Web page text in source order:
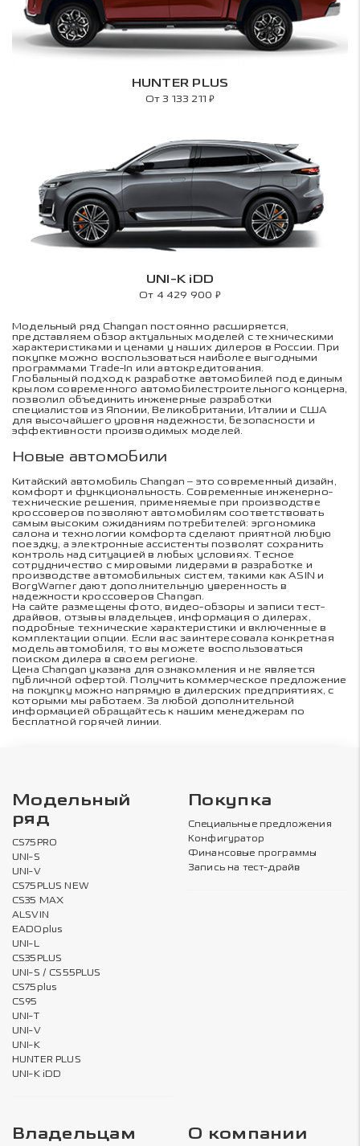
HUNTER PLUS
От 3 133 211₽
UNI-K iDD
От 4 429 900 ₽
Модельный ряд Changan постоянно расширяется,
представляем обзор актуальных моделей с техническими
характеристиками и ценами у наших дилеров в России. При
покупке можно воспользоваться наиболее выгодными
программами Trade-In или автокредитования.
Глобальный подход к разработке автомобилей под единым
крылом современного автомобилестроительного концерна,
позволил объединить инженерные разработки
специалистов из Японии, Великобритании, Италии и США
для высочайшего уровня надежности, безопасности и
эффективности производимых моделей.
Новые автомобили
Китайский автомобиль Changan – это современный дизайн,
комфорт и функциональность. Современные инженерно-
технические решения, применяемые при производстве
кроссоверов позволяют автомобилям соответствовать
самым высоким ожиданиям потребителей: эргономика
салона и технологии комфорта сделают приятной любую
поездку, а электронные ассистенты позволят сохранить
контроль над ситуацией в любых условиях. Тесное
сотрудничество с мировыми лидерами в разработке и
производстве автомобильных систем, такими как ASIN и
BorgWarner дают дополнительную уверенность в
надежности кроссоверов Changan.
На сайте размещены фото, видео-обзоры и записи тест-
драйвов, отзывы владельцев, информация о дилерах,
подробные технические характеристики и включенные в
комплектации опции. Если вас заинтересовала конкретная
модель автомобиля, то вы можете воспользоваться
поиском дилера в своем регионе.
Цена Changan указана для ознакомления и не является
публичной офертой. Получить коммерческое предложение
на покупку можно напрямую в дилерских предприятиях, с
которыми мы работаем. За любой дополнительной
информацией обращайтесь к нашим менеджерам по
бесплатной горячей линии.
Модельный
ряд
CS75PRO
UNI-S
UNI-V
CS75PLUS NEW
CS35 MAX
ALSVIN
EADOplus
UNI-L
CS35PLUS
UNI-S / CS55PLUS
CS75plus
CS95
UNI-T
UNI-V
UNI-K
HUNTER PLUS
UNI-K iDD
Покупка
Специальные предложения
Конфигуратор
Финансовые программы
Запись на тест-драйв
Владельцам О компании